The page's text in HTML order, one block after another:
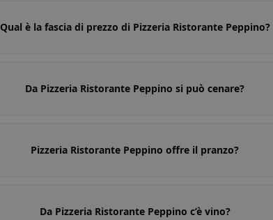
Qual è la fascia di prezzo di Pizzeria Ristorante Peppino?
Da Pizzeria Ristorante Peppino si può cenare?
Pizzeria Ristorante Peppino offre il pranzo?
Da Pizzeria Ristorante Peppino c’è vino?